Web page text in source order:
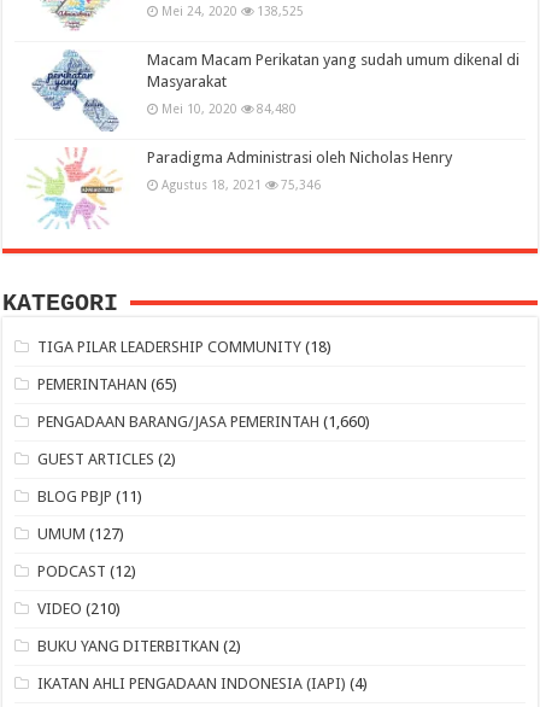
Mei 24, 2020 138,525
Macam Macam Perikatan yang sudah umum dikenal di
Masyarakat
Mei 10, 2020 84,480
Paradigma Administrasi oleh Nicholas Henry
Agustus 18, 2021 75,346
KATEGORI
TIGA PILAR LEADERSHIP COMMUNITY (18)
PEMERINTAHAN (65)
PENGADAAN BARANG/JASA PEMERINTAH (1,660)
GUEST ARTICLES (2)
BLOG PBJP (11)
UMUM (127)
PODCAST (12)
VIDEO (210)
BUKU YANG DITERBITKAN (2)
IKATAN AHLI PENGADAAN INDONESIA (IAPI) (4)